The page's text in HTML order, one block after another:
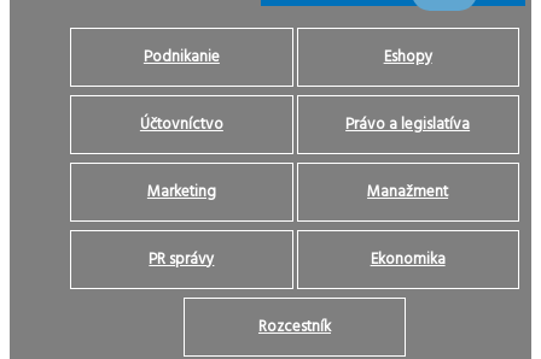
Podnikanie Eshopy
Účtovníctvo Právo a legislatíva
Marketing Manažment
PR správy Ekonomika
Rozcestník